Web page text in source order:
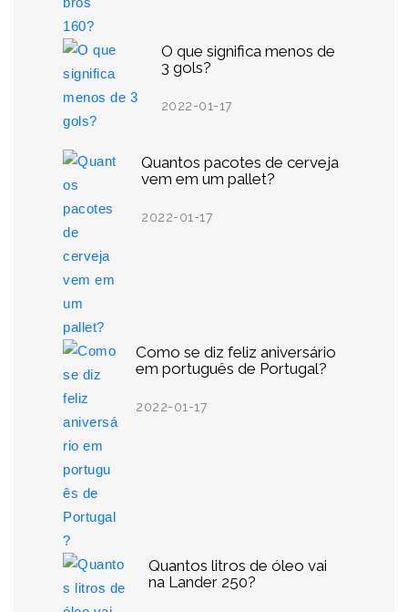
O que significa menos de
3 gols?
2022-01-17
Quantos pacotes de cerveja
vem em um pallet?
2022-01-17
Como se diz feliz aniversário
em português de Portugal?
2022-01-17
Quantos litros de óleo vai
na Lander 250?